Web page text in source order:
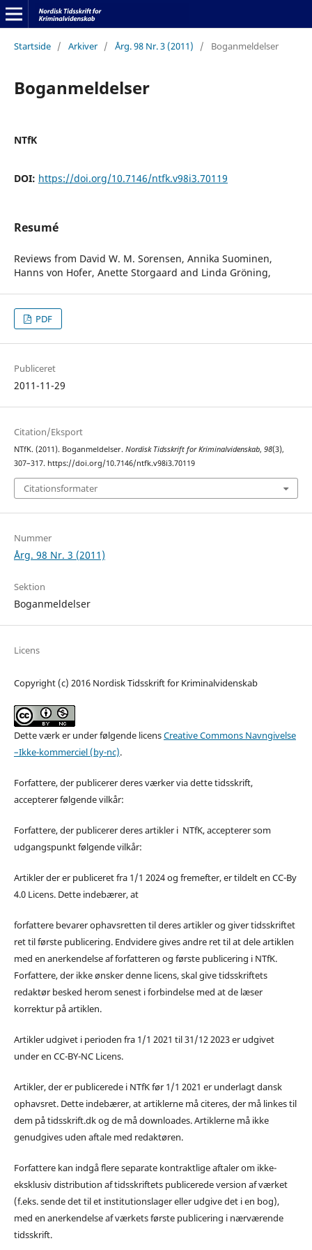
Startside / Arkiver / Årg. 98 Nr. 3 (2011) / Boganmeldelser
Boganmeldelser
NTfK
DOI: https://doi.org/10.7146/ntfk.v98i3.70119
Resumé
Reviews from David W. M. Sorensen, Annika Suominen,
Hanns von Hofer, Anette Storgaard and Linda Gröning,
PDF
Publiceret
2011-11-29
Citation/Eksport
NTfK. (2011). Boganmeldelser. Nordisk Tidsskrift for Kriminalvidenskab, 98(3),
307–317. https://doi.org/10.7146/ntfk.v98i3.70119
Citationsformater
Nummer
Årg. 98 Nr. 3 (2011)
Sektion
Boganmeldelser
Licens
Copyright (c) 2016 Nordisk Tidsskrift for Kriminalvidenskab
Dette værk er under følgende licensCreative Commons Navngivelse
–Ikke-kommerciel (by-nc).
Forfattere, der publicerer deres værker via dette tidsskrift,
accepterer følgende vilkår:
Forfattere, der publicerer deres artikler i NTfK, accepterer som
udgangspunkt følgende vilkår:
Artikler der er publiceret fra 1/1 2024 og fremefter, er tildelt en CC-By
4.0 Licens. Dette indebærer, at
forfattere bevarer ophavsretten til deres artikler og giver tidsskriftet
ret til første publicering. Endvidere gives andre ret til at dele artiklen
med en anerkendelse af forfatteren og første publicering i NTfK.
Forfattere, der ikke ønsker denne licens, skal give tidsskriftets
redaktør besked herom senest i forbindelse med at de læser
korrektur på artiklen.
Artikler udgivet i perioden fra 1/1 2021 til 31/12 2023 er udgivet
under en CC-BY-NC Licens.
Artikler, der er publicerede i NTfK før 1/1 2021 er underlagt dansk
ophavsret. Dette indebærer, at artiklerne må citeres, der må linkes til
dem på tidsskrift.dk og de må downloades. Artiklerne må ikke
genudgives uden aftale med redaktøren.
Forfattere kan indgå flere separate kontraktlige aftaler om ikke-
eksklusiv distribution af tidsskriftets publicerede version af værket
(f.eks. sende det til et institutionslager eller udgive det i en bog),
med en anerkendelse af værkets første publicering i nærværende
tidsskrift.